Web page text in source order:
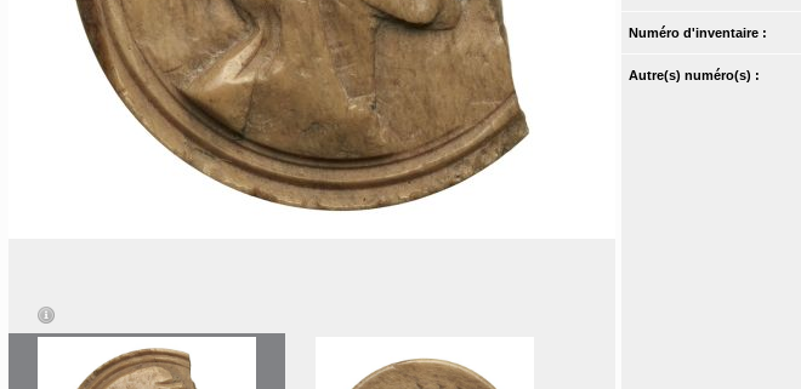
Numéro d'inventaire :
Autre(s) numéro(s) :